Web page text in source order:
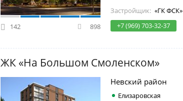
898
142
Застройщик: «ГК ФСК»
+7 (969) 703-32-37
ЖК «На Большом Смоленском»
Невский район
Елизаровская